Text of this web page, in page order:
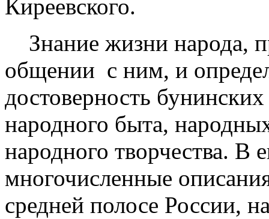
Киреевского.
Знание жизни народа,
общении с ним, и
достоверность
народного быта,
народного творчества. В
многочисленные
средней полосе России,